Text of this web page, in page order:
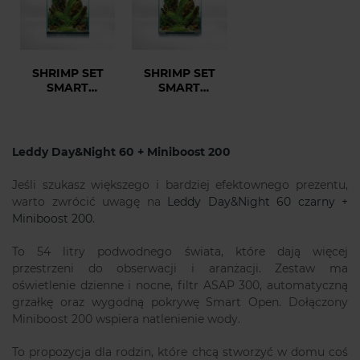
SHRIMP SET
SMART
SHRIMP SET
SMART
Leddy Day&Night 60 + Miniboost 200
Jeśli szukasz większego i bardziej efektownego prezentu,
warto zwrócić uwagę na
Leddy Day&Night 60 czarny +
Miniboost 200.
To 54 litry podwodnego świata, które dają więcej
przestrzeni do obserwacji i aranżacji. Zestaw ma
oświetlenie dzienne i nocne, filtr ASAP 300, automatyczną
grzałkę oraz wygodną pokrywę Smart Open. Dołączony
Miniboost 200 wspiera natlenienie wody.
To propozycja dla rodzin, które chcą stworzyć w domu coś